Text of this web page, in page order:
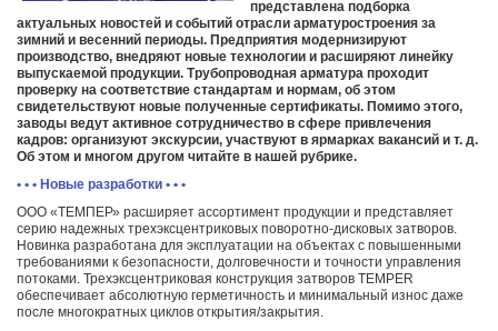
представлена подборка
актуальных новостей и событий отрасли арматуростроения за
зимний и весенний периоды. Предприятия модернизируют
производство, внедряют новые технологии и расширяют линейку
выпускаемой продукции. Трубопроводная арматура проходит
проверку на соответствие стандартам и нормам, об этом
свидетельствуют новые полученные сертификаты. Помимо этого,
заводы ведут активное сотрудничество в сфере привлечения
кадров: организуют экскурсии, участвуют в ярмарках вакансий и т. д.
Об этом и многом другом читайте в нашей рубрике.
• • • Новые разработки • • •
ООО «ТЕМПЕР» расширяет ассортимент продукции и представляет
серию надежных трехэксцентриковых поворотно-дисковых затворов.
Новинка разработана для эксплуатации на объектах с повышенными
требованиями к безопасности, долговечности и точности управления
потоками. Трехэксцентриковая конструкция затворов TEMPER
обеспечивает абсолютную герметичность и минимальный износ даже
после многократных циклов открытия/закрытия.